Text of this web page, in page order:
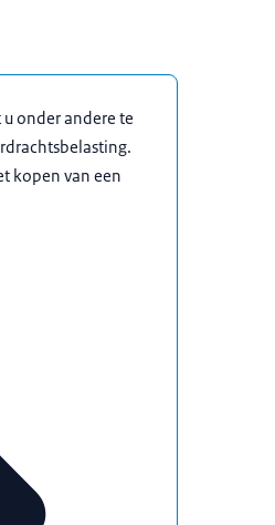
onder andere te
kopen van een